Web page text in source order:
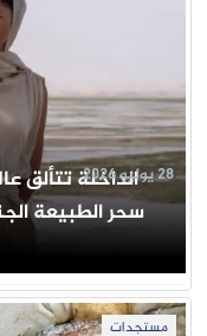
الداخلة تتألق
سحر الطبيعة
28 يوليو 2026
مستجدات